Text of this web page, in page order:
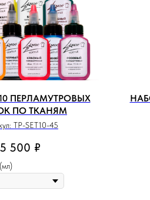
ПЕРЛАМУТРОВЫХ
ПО ТКАНЯМ
TP-SET10-45
5 500 ₽